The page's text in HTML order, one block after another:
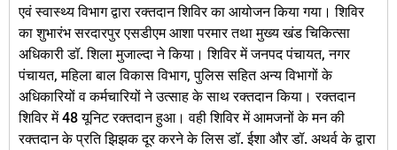
एवं स्वास्थ्य विभाग द्वारा रक्तदान शिविर का आयोजन किया गया। शिविर
का शुभारंभ सरदारपुर एसडीएम आशा परमार तथा मुख्य खंड चिकित्सा
अधिकारी डॉ. शिला मुजाल्दा ने किया। शिविर में जनपद पंचायत, नगर
पंचायत, महिला बाल विकास विभाग, पुलिस सहित अन्य विभागों के
अधिकारियों व कर्मचारियों ने उत्साह के साथ रक्तदान किया। रक्तदान
शिविर में 48 यूनिट रक्तदान हुआ। वही शिविर में आमजनों के मन की
रक्तदान के प्रति झिझक दूर करने के लिस डॉ. ईशा और डॉ. अथर्व के द्वारा